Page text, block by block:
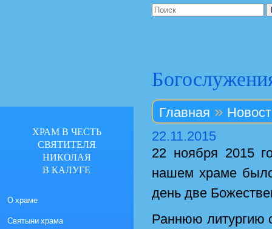
Главная »
22.11.2015
22 ноября 2015
нашем храме
день две
Раннюю литургию
ХРАМ В ЧЕСТЬ
СВЯТИТЕЛЯ
НИКОЛАЯ
В КАЛУГЕ
О храме
Святыни храма